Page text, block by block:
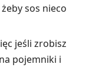
sos nieco
jeśli zrobisz
pojemniki i